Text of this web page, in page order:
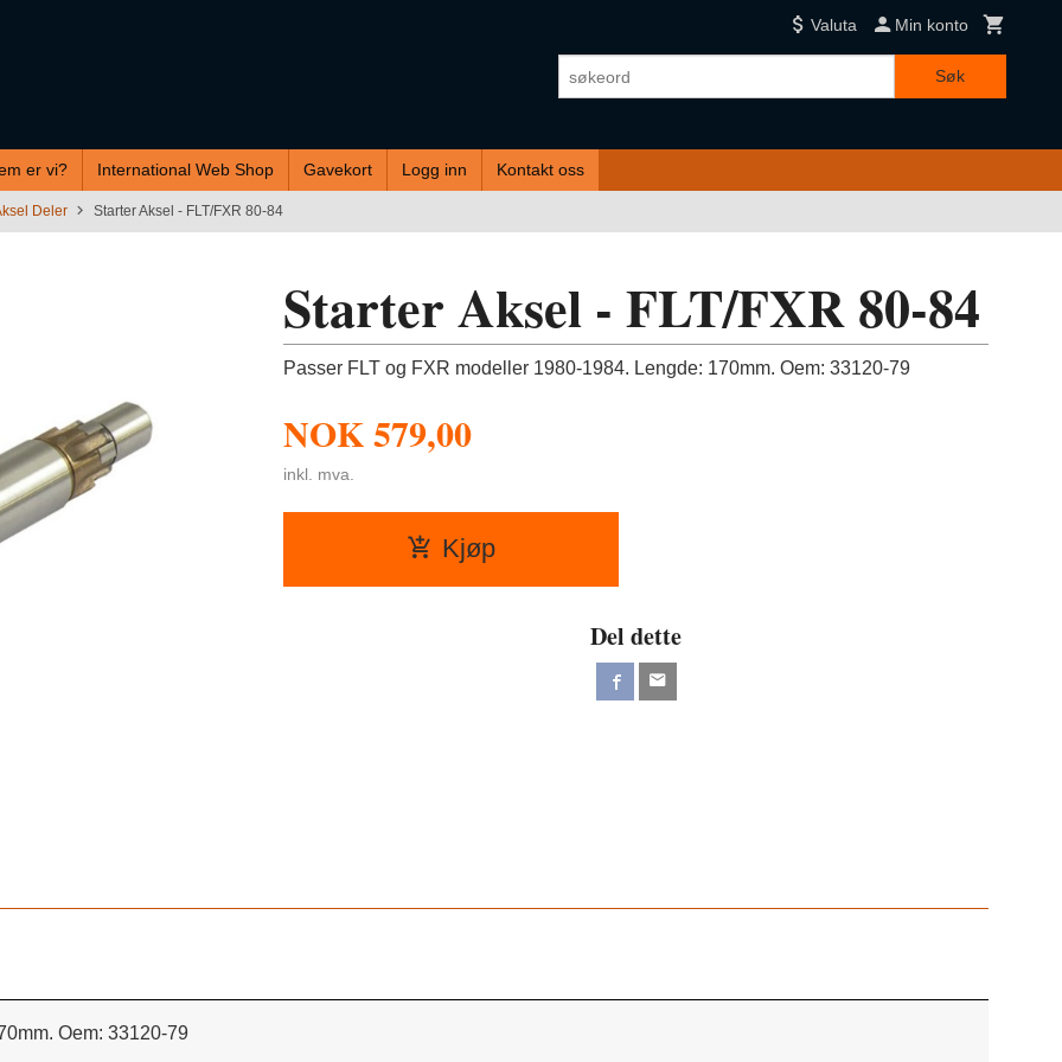
Valuta Min konto
Søk
er vi? International Web Shop Gavekort Logg inn Kontakt oss
Deler Starter Aksel - FLT/FXR 80-84
Starter Aksel - FLT/FXR 80-84
Passer FLT og FXR modeller 1980-1984. Lengde: 170mm. Oem: 33120-79
NOK579,00
inkl. mva.
Kjøp
Del dette
Oem: 33120-79